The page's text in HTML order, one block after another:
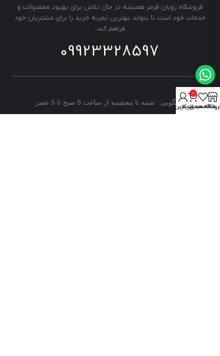
فروشگاه روبان قرمز همیشه در حال تلاش برای بهبود محصولات و
خدمات خود است تا بتواند بهترین تجربه خرید را برای مشتریان خود
فراهم کند.
09923328597
پاسخگویی : شنبه تا پنجشنبه از ساعت 9 صبح تا 5 عصر
علاقه مندی
0
سبد خرید
حساب کاربری من